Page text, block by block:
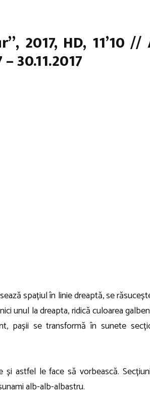
2017, HD, 11’10
30.11.2017
spațiul în linie dreaptă, se
unul la dreapta, ridică culoarea
pașii se transformă în sunete
astfel le face să vorbească.
alb-alb-albastru.